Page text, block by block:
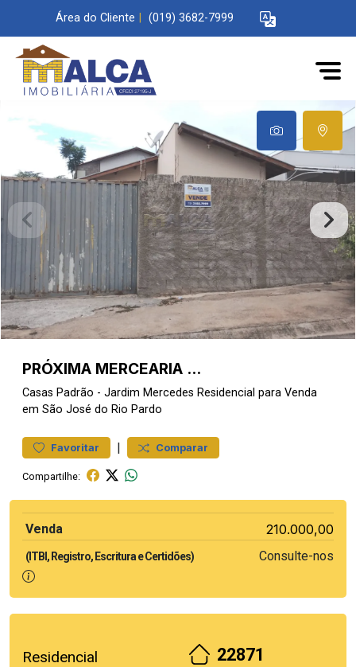
Área do Cliente (019) 3682-7999
PRÓXIMA MERCEARIA ...
Casas Padrão - Jardim Mercedes Residencial para Venda
em São José do Rio Pardo
Favoritar | Comparar
Compartilhe:
Venda 210.000,00
(ITBI, Registro, Escritura e Certidões) Consulte-nos
Residencial 22871